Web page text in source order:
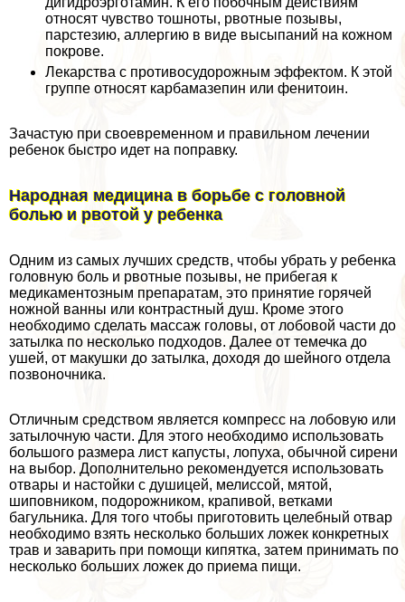
относят чувство тошноты, рвотные позывы,
парстезию, аллергию в виде высыпаний на кожном
покрове.
Лекарства с противосудорожным эффектом. К этой
группе относят карбамазепин или фенитоин.
Зачастую при своевременном и правильном лечении
ребенок быстро идет на поправку.
Народная медицина в борьбе с головной
болью и рвотой у ребенка
Одним из самых лучших средств, чтобы убрать у ребенка
головную боль и рвотные позывы, не прибегая к
медикаментозным препаратам, это принятие горячей
ножной ванны или контрастный душ. Кроме этого
необходимо сделать массаж головы, от лобовой части до
затылка по несколько подходов. Далее от темечка до
ушей, от макушки до затылка, доходя до шейного отдела
позвоночника.
Отличным средством является компресс на лобовую или
затылочную части. Для этого необходимо использовать
большого размера лист капусты, лопуха, обычной сирени
на выбор. Дополнительно рекомендуется использовать
отвары и настойки с душицей, мелиссой, мятой,
шиповником, подорожником, крапивой, ветками
багульника. Для того чтобы приготовить целебный отвар
необходимо взять несколько больших ложек конкретных
трав и заварить при помощи кипятка, затем принимать по
несколько больших ложек до приема пищи.